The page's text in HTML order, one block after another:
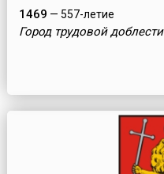
1469 — 557-летие
Город трудовой доблести